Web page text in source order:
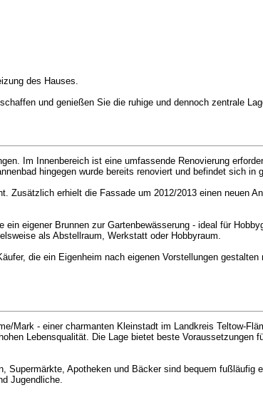
des Hauses.
und genießen Sie die ruhige und dennoch zentrale
Im Innenbereich ist eine umfassende Renovierung
hingegen wurde bereits renoviert und befindet sich in
Zusätzlich erhielt die Fassade um 2012/2013 einen neuen
eigener Brunnen zur Gartenbewässerung - ideal für
als Abstellraum, Werkstatt oder Hobbyraum.
die ein Eigenheim nach eigenen Vorstellungen
Mark - einer charmanten Kleinstadt im Landkreis Teltow-
Lebensqualität. Die Lage bietet beste Voraussetzungen
Apotheken und Bäcker sind bequem fußläufig
Jugendliche.